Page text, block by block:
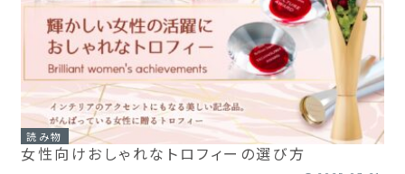
読み物
女性向けおしゃれなトロフィーの選び方